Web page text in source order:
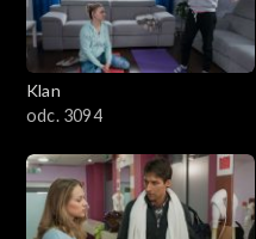
3501–3600
3401–3500
3201–3300
Klan
odc. 3094